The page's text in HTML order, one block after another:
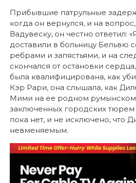
Прибывшие патрульные
когда он вернулся, и на
Вадувеску, он честно ответил:
доставили в больницу Бельвю
ребрами и запястьями, и на
скончался от остановки
была квалифицирована, как
Кэр Рари, она слышала, как
Мими на ее родном румынском
заключенных городских
пока нет, и не исключено, что
невменяемым.